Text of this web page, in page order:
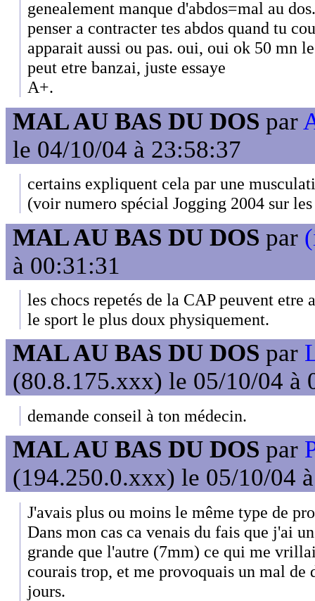
genealement manque d'abdos=mal au
penser a contracter tes abdos quand tu
apparait aussi ou pas. oui, oui ok 50 mn
peut etre banzai, juste essaye
A+.
MAL AU BAS DU DOS par
le 04/10/04 à 23:58:37
certains expliquent cela par une
(voir numero spécial Jogging 2004 sur
MAL AU BAS DU DOS par
à 00:31:31
les chocs repetés de la CAP peuvent etre
le sport le plus doux physiquement.
MAL AU BAS DU DOS par
(80.8.175.xxx) le 05/10/04 à
demande conseil à ton médecin.
MAL AU BAS DU DOS par
(194.250.0.xxx) le 05/10/04
J'avais plus ou moins le même type de
Dans mon cas ca venais du fais que j'ai
grande que l'autre (7mm) ce qui me
courais trop, et me provoquais un mal de
jours.